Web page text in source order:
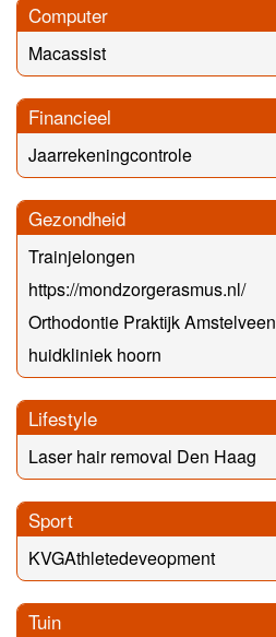
Computer
Macassist
Financieel
Jaarrekeningcontrole
Gezondheid
Trainjelongen
https://mondzorgerasmus.nl/
Orthodontie Praktijk Amstelveen
huidkliniek hoorn
Lifestyle
Laser hair removal Den Haag
Sport
KVGAthletedeveopment
Tuin